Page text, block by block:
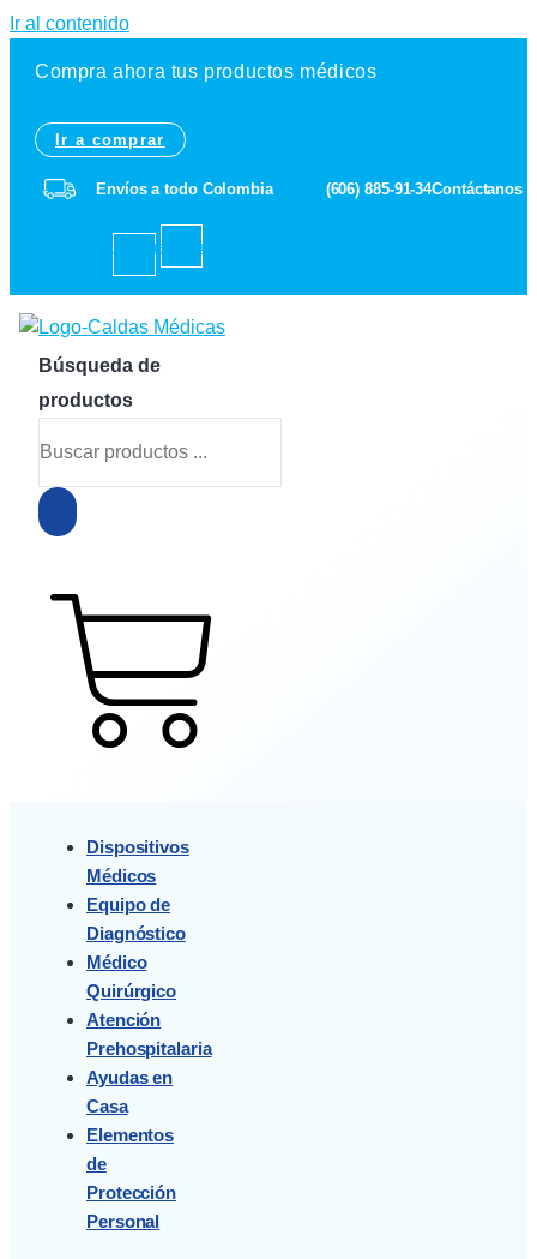
Ir al contenido
Compra ahora tus productos médicos
Ir a comprar
Envíos a todo Colombia (606) 885-91-34Contáctanos
Facebook-Instagram
Búsqueda de
productos
Dispositivos
Médicos
Equipo de
Diagnóstico
Médico
Quirúrgico
Atención
Prehospitalaria
Ayudas en
Casa
Elementos
de
Protección
Personal